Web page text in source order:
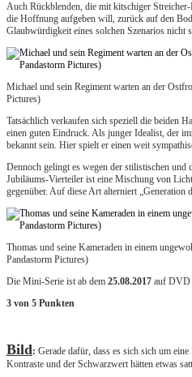
Auch Rückblenden, die mit kitschiger
die Hoffnung aufgeben will, zurück auf den
Glaubwürdigkeit eines solchen Szenarios nicht
Michael und sein Regiment warten an der
Pictures)
Tatsächlich verkaufen sich speziell die beiden
einen guten Eindruck. Als junger Idealist, der
bekannt sein. Hier spielt er einen weit
Dennoch gelingt es wegen der stilistischen und
Jubiläums-Vierteiler ist eine Mischung von
gegenüber. Auf diese Art alterniert
Thomas und seine Kameraden in einem
Pandastorm Pictures)
Die Mini-Serie ist ab dem 25.08.2017 auf DVD
3 von 5 Punkten
Bild: Gerade dafür, dass es sich sich um
Kontraste und der Schwarzwert hätten etwas